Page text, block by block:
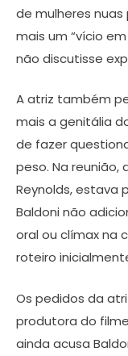
de mulheres
mais um “vício
não discutisse
A atriz também
mais a genitália
de fazer
peso. Na reunião,
Reynolds, estava
Baldoni não
oral ou clímax na
roteiro
Os pedidos da
produtora do
ainda acusa